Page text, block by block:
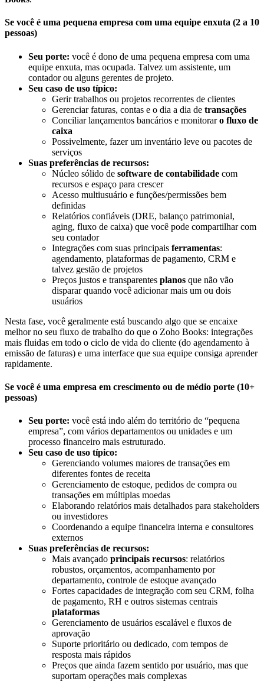
Se você é uma pequena empresa com uma equipe enxuta (2 a 10
pessoas)
Seu porte: você é dono de uma pequena empresa com uma
equipe enxuta, mas ocupada. Talvez um assistente, um
contador ou alguns gerentes de projeto.
Seu caso de uso típico:
Gerir trabalhos ou projetos recorrentes de clientes
Gerenciar faturas, contas e o dia a dia de transações
Conciliar lançamentos bancários e monitoraro fluxo de
caixa
Possivelmente, fazer um inventário leve ou pacotes de
serviços
Suas preferências de recursos:
Núcleo sólido de software de contabilidade com
recursos e espaço para crescer
Acesso multiusuário e funções/permissões bem
definidas
Relatórios confiáveis (DRE, balanço patrimonial,
aging, fluxo de caixa) que você pode compartilhar com
seu contador
Integrações com suas principais ferramentas:
agendamento, plataformas de pagamento, CRM e
talvez gestão de projetos
Preços justos e transparentes planos que não vão
disparar quando você adicionar mais um ou dois
usuários
Nesta fase, você geralmente está buscando algo que se encaixe
melhor no seu fluxo de trabalho do que o Zoho Books: integrações
mais fluidas em todo o ciclo de vida do cliente (do agendamento à
emissão de faturas) e uma interface que sua equipe consiga aprender
rapidamente.
Se você é uma empresa em crescimento ou de médio porte (10+
pessoas)
Seu porte: você está indo além do território de “pequena
empresa”, com vários departamentos ou unidades e um
processo financeiro mais estruturado.
Seu caso de uso típico:
Gerenciando volumes maiores de transações em
diferentes fontes de receita
Gerenciamento de estoque, pedidos de compra ou
transações em múltiplas moedas
Elaborando relatórios mais detalhados para stakeholders
ou investidores
Coordenando a equipe financeira interna e consultores
externos
Suas preferências de recursos:
Mais avançado principais recursos: relatórios
robustos, orçamentos, acompanhamento por
departamento, controle de estoque avançado
Fortes capacidades de integração com seu CRM, folha
de pagamento, RH e outros sistemas centrais
plataformas
Gerenciamento de usuários escalável e fluxos de
aprovação
Suporte prioritário ou dedicado, com tempos de
resposta mais rápidos
Preços que ainda fazem sentido por usuário, mas que
suportam operações mais complexas